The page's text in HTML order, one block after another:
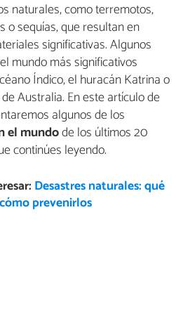
naturales, como terremotos,
o sequías, que resultan en
significativas. Algunos
mundo más significativos
Índico, el huracán Katrina o
Australia. En este artículo de
algunos de los
el mundode los últimos 20
continúes leyendo.
Desastres naturales: qué
prevenirlos